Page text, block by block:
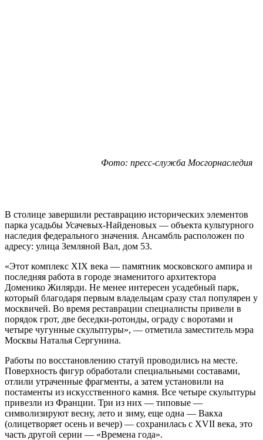
Фото: пресс-служба Мосгорнаследия
В столице завершили реставрацию исторических элементов
парка усадьбы Усачевых-Найденовых — объекта культурного
наследия федерального значения. Ансамбль расположен по
адресу: улица Земляной Вал, дом 53.
«Этот комплекс XIX века — памятник московского ампира и
последняя работа в городе знаменитого архитектора
Доменико Жилярди. Не менее интересен усадебный парк,
который благодаря первым владельцам сразу стал популярен у
москвичей. Во время реставрации специалисты привели в
порядок грот, две беседки-ротонды, ограду с воротами и
четыре чугунные скульптуры», — отметила заместитель мэра
Москвы Наталья Сергунина.
Работы по восстановлению статуй проводились на месте.
Поверхность фигур обработали специальными составами,
отлили утраченные фрагменты, а затем установили на
постаменты из искусственного камня. Все четыре скульптуры
привезли из Франции. Три из них — типовые —
символизируют весну, лето и зиму, еще одна — Вакха
(олицетворяет осень и вечер) — сохранилась с XVII века, это
часть другой серии — «Времена года».